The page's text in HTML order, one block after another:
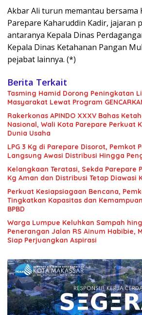
Akbar Ali turun memantau bersama
Parepare Kaharuddin Kadir, jajaran
antaranya Kepala Dinas
Kepala Dinas Ketahanan Pangan
pejabat lainnya. (*)
Berita Terkait
Tasming Hamid Dorong Peningkatan
Masyarakat Lewat Program
Rakerkonas APINDO XXXV Bahas
Nasional, Wali Kota Parepare Perkuat
Dunia Usaha
LPG 3 Kg di Parepare Disorot, Pemkot
Langsung Awasi Distribusi Hingga
Kelangkaan Teratasi, Sekda Parepare
Kg Aman dan Distribusi Tetap Diawasi
Perkuat Kesiapsiagaan Bencana,
Tingkatkan Kapasitas dan
BPBD
Warga Lumpue Keluhkan Sampah
Penerangan Jalan RS Ainum Habibie,
Siap Perjuangkan Aspirasi